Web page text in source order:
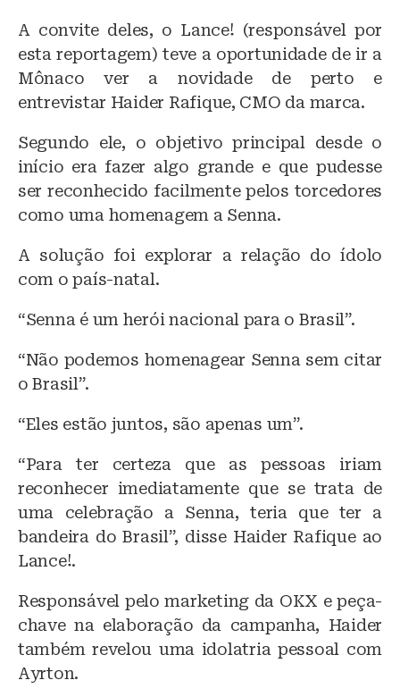
A convite deles, o Lance! (responsável por
esta reportagem) teve a oportunidade de ir a
Mônaco ver a novidade de perto e
entrevistar Haider Rafique, CMO da marca.
Segundo ele, o objetivo principal desde o
início era fazer algo grande e que pudesse
ser reconhecido facilmente pelos torcedores
como uma homenagem a Senna.
A solução foi explorar a relação do ídolo
com o país-natal.
“Senna é um herói nacional para o Brasil”.
“Não podemos homenagear Senna sem citar
o Brasil”.
“Eles estão juntos, são apenas um”.
“Para ter certeza que as pessoas iriam
reconhecer imediatamente que se trata de
uma celebração a Senna, teria que ter a
bandeira do Brasil”, disse Haider Rafique ao
Lance!.
Responsável pelo marketing da OKX e peça-
chave na elaboração da campanha, Haider
também revelou uma idolatria pessoal com
Ayrton.